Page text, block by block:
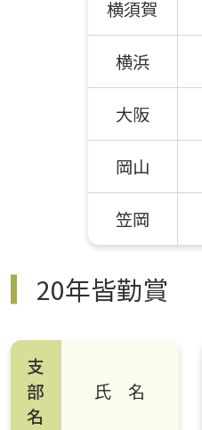
横須賀
横浜
大阪
岡山
笠岡
20年皆勤賞
支
部
名
氏 名